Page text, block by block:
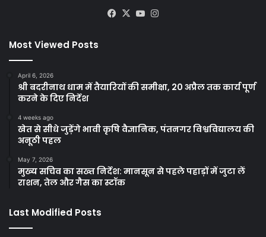
Facebook
X YouTube
Most Viewed Posts
April 6, 2026
श्री बदरीनाथ धाम में तैयारियों की समीक्षा, 20 अप्रैल तक कार्य पूर्ण
करने के दिए निर्देश
4 weeks ago
खेत से सीधे जुड़ेंगे भावी कृषि वैज्ञानिक, पंतनगर विश्वविद्यालय की
अनूठी पहल
May 7, 2026
मुख्य सचिव का सख्त निर्देश: मानसून से पहले पहाड़ों में जुटा लें
राशन, तेल और गैस का स्टॉक
Last Modified Posts